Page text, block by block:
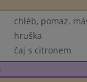
chléb, pomaz.
hruška
čaj s citronem